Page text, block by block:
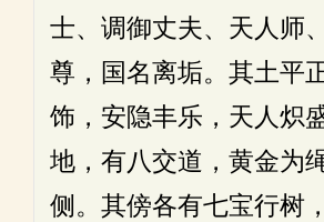
士、调御丈夫、天人师
尊，国名离垢。其土平
饰，安隐丰乐，天人炽
地，有八交道，黄金为
侧。其傍各有七宝行树